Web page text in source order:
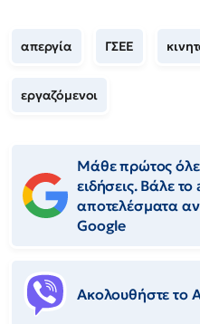
απεργία ΓΣΕΕ
εργαζόμενοι
Μάθε πρώτος
ειδήσεις. Βάλε
αποτελέσματα
Google
Ακολουθήστε το